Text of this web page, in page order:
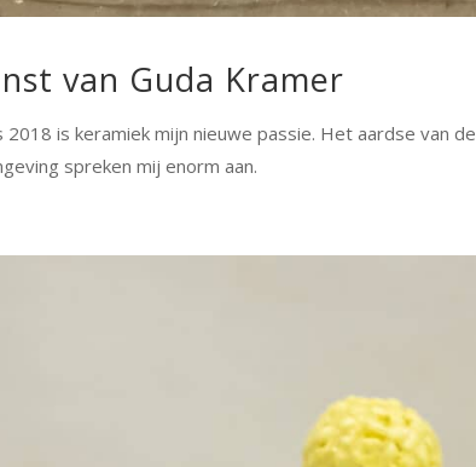
van Guda Kramer
2018 is keramiek mijn nieuwe passie. Het aardse van
spreken mij enorm aan.